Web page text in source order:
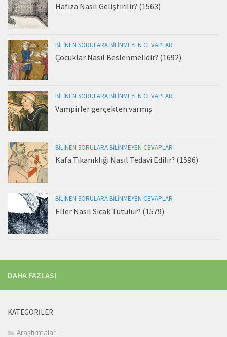
Hafıza Nasıl Geliştirilir? (1563)
BILINEN SORULARA BILINMEYEN CEVAPLAR
Çocuklar Nasıl Beslenmelidir? (1692)
BILINEN SORULARA BILINMEYEN CEVAPLAR
Vampirler gerçekten varmış
BILINEN SORULARA BILINMEYEN CEVAPLAR
Kafa Tıkanıklığı Nasıl Tedavi Edilir? (1596)
BILINEN SORULARA BILINMEYEN CEVAPLAR
Eller Nasıl Sıcak Tutulur? (1579)
DAHA FAZLASI
KATEGORILER
Araştırmalar